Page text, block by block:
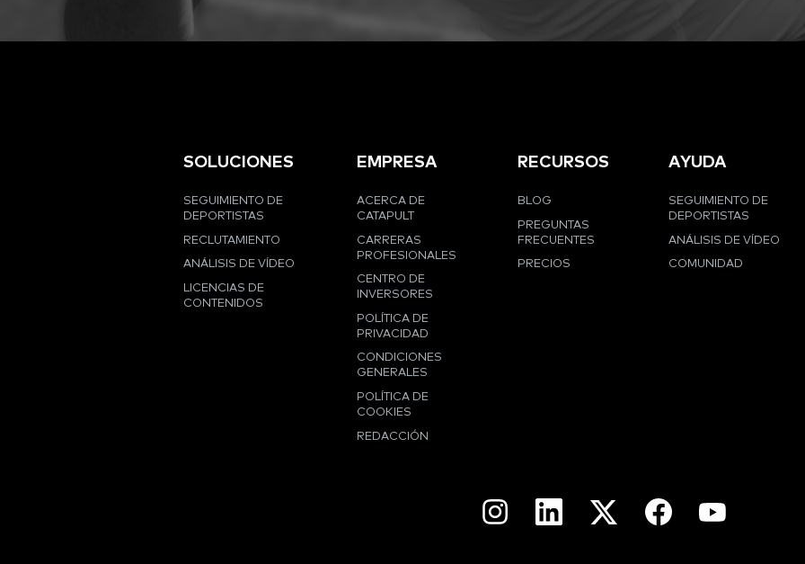
SOLUCIONES
SEGUIMIENTO DE
DEPORTISTAS
RECLUTAMIENTO
ANÁLISIS DE VÍDEO
LICENCIAS DE
CONTENIDOS
EMPRESA
ACERCA DE
CATAPULT
CARRERAS
PROFESIONALES
CENTRO DE
INVERSORES
POLÍTICA DE
PRIVACIDAD
CONDICIONES
GENERALES
POLÍTICA DE
COOKIES
REDACCIÓN
RECURSOS
BLOG
PREGUNTAS
FRECUENTES
PRECIOS
AYUDA
SEGUIMIENTO DE
DEPORTISTAS
ANÁLISIS DE VÍDEO
COMUNIDAD